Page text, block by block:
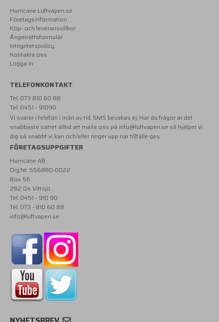
Hurricane Luftvapen.se
Företagsinformation
Köp- och leveransvillkor
Ångerrättsformulär
Integritetspolicy
Kontakta oss
Logga in
TELEFONKONTAKT
Tel: 073 810 60 88
Tel: 0451 - 91090
Vi svarar i telefon i mån av tid. SMS bevakas ej. Har du frågor är det
snabbaste sättet alltid att maila oss på info@luftvapen.se så hjälper vi
dig så snabbt vi kan och/eller ringer upp när tillfälle ges.
FÖRETAGSUPPGIFTER
Hurricane AB
Org.Nr. 556880-0022
Box 56
282 04 Vittsjö
Tel: 0451 - 910 90
Tel: 073 - 810 60 88
info@luftvapen.se